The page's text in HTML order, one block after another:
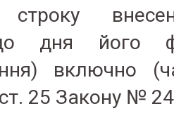
строку
дня його
включно
25 Закону №